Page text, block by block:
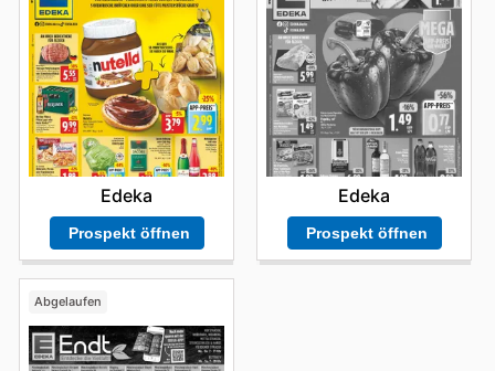
Edeka
Prospekt öffnen
Edeka
Prospekt öffnen
Abgelaufen